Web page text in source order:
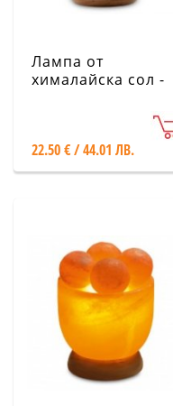
Лампа от
хималайска сол -
22.50 € / 44.01 ЛВ.